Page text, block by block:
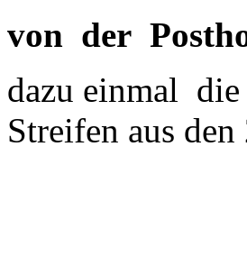
von der
dazu einmal
Streifen aus